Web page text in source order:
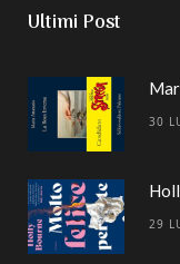
Ultimi Post
30
29